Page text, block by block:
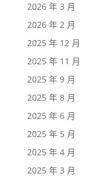
2026 年 3 月
2026 年 2 月
2025 年 12 月
2025 年 11 月
2025 年 9 月
2025 年 8 月
2025 年 6 月
2025 年 5 月
2025 年 4 月
2025 年 3 月